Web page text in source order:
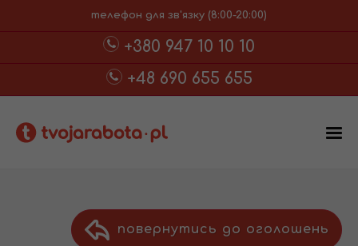
телефон для зв'язку (8:00-20:00)
+380 947 10 10 10
+48 690 655 655
повернутись до оголошень